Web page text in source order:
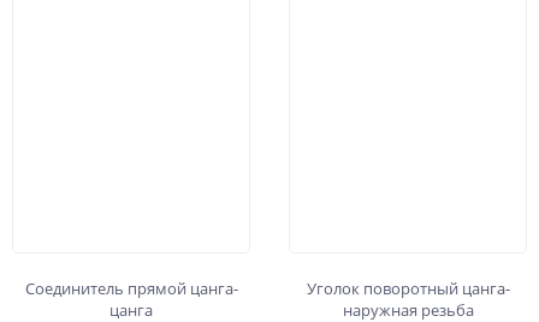
Соединитель прямой цанга-
цанга
Уголок поворотный цанга-
наружная резьба